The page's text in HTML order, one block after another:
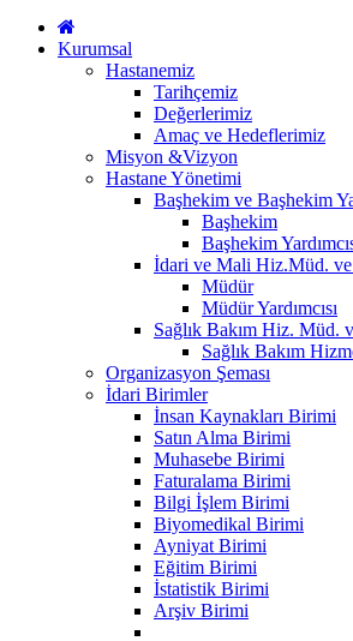
Kurumsal
Hastanemiz
Tarihçemiz
Değerlerimiz
Amaç ve Hedeflerimiz
Misyon &Vizyon
Hastane Yönetimi
Başhekim ve Başhekim
Başhekim
Başhekim
İdari ve Mali Hiz.Müd.
Müdür
Müdür Yardımcısı
Sağlık Bakım Hiz. Müd.
Sağlık Bakım
Organizasyon Şeması
İdari Birimler
İnsan Kaynakları Birimi
Satın Alma Birimi
Muhasebe Birimi
Faturalama Birimi
Bilgi İşlem Birimi
Biyomedikal Birimi
Ayniyat Birimi
Eğitim Birimi
İstatistik Birimi
Arşiv Birimi